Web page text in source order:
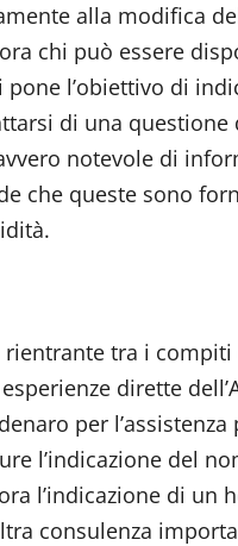
alla modifica
chi può essere
pone l’obiettivo di
di una
notevole di
che queste sono
tra i
dirette
per
l’indicazione del
l’indicazione di un
consulenza